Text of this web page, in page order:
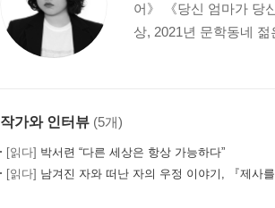
어》 《당신 엄마가 당
상, 2021년 문학동네
작가와 인터뷰 (5개)
[읽다] 박서련 “다른 세상은 항상 가능하다”
[읽다] 남겨진 자와 떠난 자의 우정 이야기, 『제사